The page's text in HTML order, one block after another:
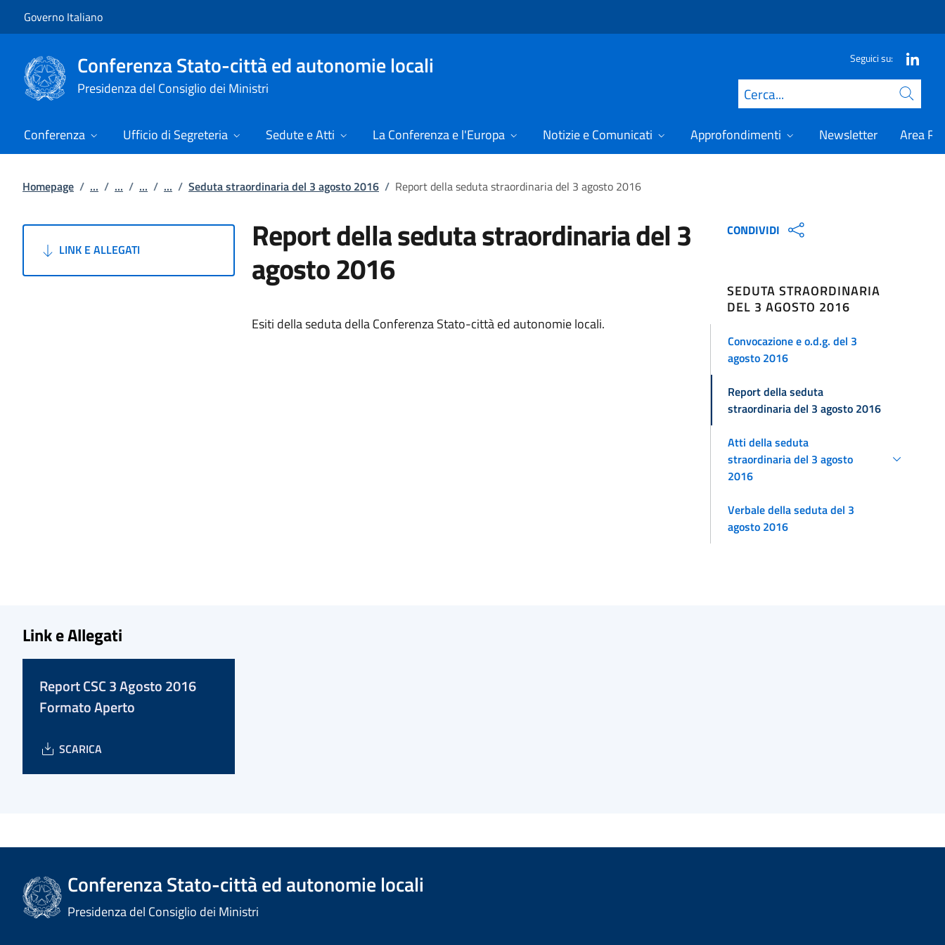
Governo Italiano
Conferenza Stato-città ed autonomie locali
Presidenza del Consiglio dei Ministri
Seguici su:
Cerca
Conferenza Ufficio di Segreteria Sedute e Atti La Conferenza e l'Europa Notizie e Comunicati Approfondimenti Newsletter Area
Homepage / ... / ... / ... / ... / Seduta straordinaria del 3 agosto 2016 / Report della seduta straordinaria del 3 agosto 2016
LINK E ALLEGATI Report della seduta straordinaria del 3
agosto 2016
Esiti della seduta della Conferenza Stato-città ed autonomie locali.
CONDIVIDI
SEDUTA STRAORDINARIA
DEL 3 AGOSTO 2016
Convocazione e o.d.g. del 3
agosto 2016
Report della seduta
straordinaria del 3 agosto 2016
Atti della seduta
straordinaria del 3 agosto
2016
Verbale della seduta del 3
agosto 2016
Link e Allegati
Report CSC 3 Agosto 2016
Formato Aperto
SCARICA
Conferenza Stato-città ed autonomie locali
Presidenza del Consiglio dei Ministri